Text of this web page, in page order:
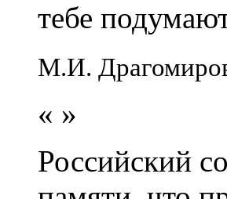
тебе
М.И.
« »
Российский